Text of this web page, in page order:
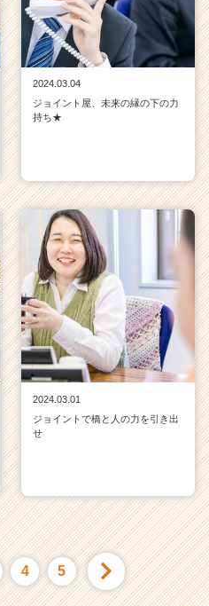
2024.03.04
ジョイント屋、未来の縁の下の力
持ち★
2024.03.01
ジョイントで橋と人の力を引き出
せ
4 5